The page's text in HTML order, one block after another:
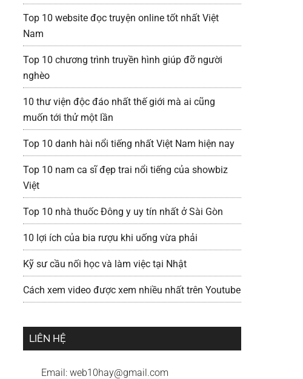
Top 10 website đọc truyện online tốt nhất Việt
Nam
Top 10 chương trình truyền hình giúp đỡ người
nghèo
10 thư viện độc đáo nhất thế giới mà ai cũng
muốn tới thử một lần
Top 10 danh hài nổi tiếng nhất Việt Nam hiện nay
Top 10 nam ca sĩ đẹp trai nổi tiếng của showbiz
Việt
Top 10 nhà thuốc Đông y uy tín nhất ở Sài Gòn
10 lợi ích của bia rượu khi uống vừa phải
Kỹ sư cầu nối học và làm việc tại Nhật
Cách xem video được xem nhiều nhất trên Youtube
LIÊN HỆ
Email: web10hay@gmail.com